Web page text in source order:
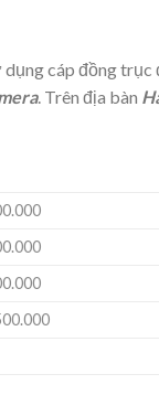
dụng cáp đồng trục
. Trên địa bàn